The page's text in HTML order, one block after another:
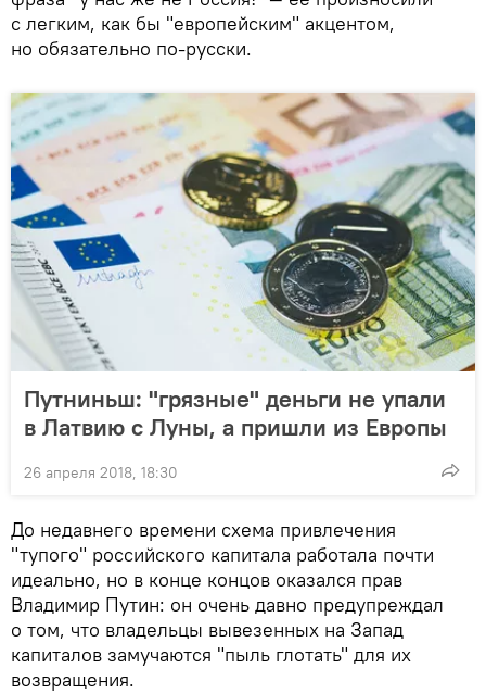
с легким, как бы "европейским" акцентом,
но обязательно по-русски.
Путниньш: "грязные" деньги не упали
в Латвию с Луны, а пришли из Европы
26 апреля 2018, 18:30
До недавнего времени схема привлечения
"тупого" российского капитала работала почти
идеально, но в конце концов оказался прав
Владимир Путин: он очень давно предупреждал
о том, что владельцы вывезенных на Запад
капиталов замучаются "пыль глотать" для их
возвращения.